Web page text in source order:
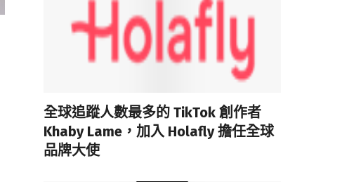
全球追蹤人數最多的 TikTok 創作者
Khaby Lame，加入 Holafly 擔任全球
品牌大使